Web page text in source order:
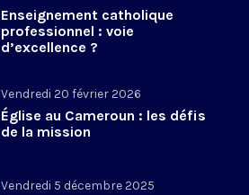
Enseignement catholique
professionnel : voie
d’excellence ?
Vendredi 20 février 2026
Église au Cameroun : les défis
de la mission
Vendredi 5 décembre 2025